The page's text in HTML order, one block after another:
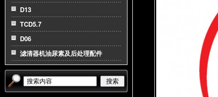
D13
TCD5.7
D06
滤清器机油尿素及后处理配件
搜索